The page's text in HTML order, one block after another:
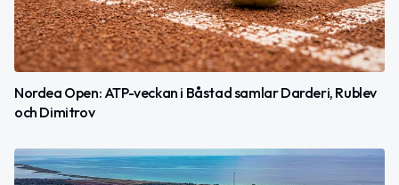
Nordea Open: ATP-veckan i Båstad samlar Darderi, Rublev
och Dimitrov